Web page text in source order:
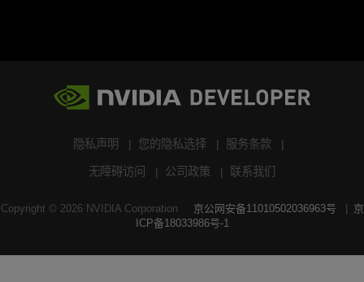
隐私声明 您的隐私选择 服务条款
无障碍访问 公司政策 联系我们
Copyright © 2026NVIDIA Corporation 京公网安备11010502036963号
京
ICP备18033986号-1